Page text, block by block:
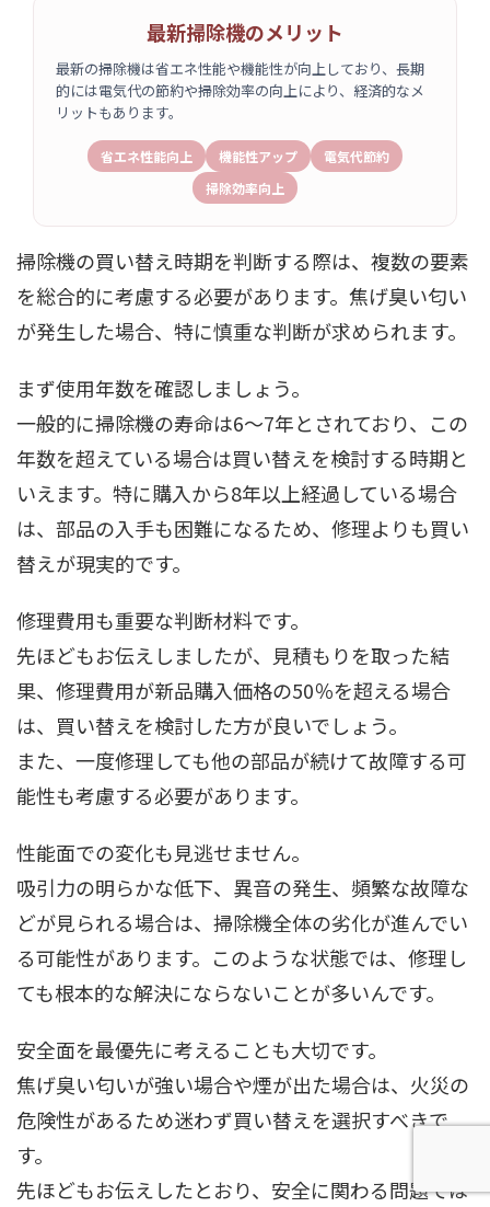
最新掃除機のメリット
最新の掃除機は省エネ性能や機能性が向上しており、長期
的には電気代の節約や掃除効率の向上により、経済的なメ
リットもあります。
省エネ性能向上 機能性アップ
電気代節約
掃除効率向上
掃除機の買い替え時期を判断する際は、複数の要素
を総合的に考慮する必要があります。焦げ臭い匂い
が発生した場合、特に慎重な判断が求められます。
まず使用年数を確認しましょう。
一般的に掃除機の寿命は6～7年とされており、この
年数を超えている場合は買い替えを検討する時期と
いえます。特に購入から8年以上経過している場合
は、部品の入手も困難になるため、修理よりも買い
替えが現実的です。
修理費用も重要な判断材料です。
先ほどもお伝えしましたが、見積もりを取った結
果、修理費用が新品購入価格の50％を超える場合
は、買い替えを検討した方が良いでしょう。
また、一度修理しても他の部品が続けて故障する可
能性も考慮する必要があります。
性能面での変化も見逃せません。
吸引力の明らかな低下、異音の発生、頻繁な故障な
どが見られる場合は、掃除機全体の劣化が進んでい
る可能性があります。このような状態では、修理し
ても根本的な解決にならないことが多いんです。
安全面を最優先に考えることも大切です。
焦げ臭い匂いが強い場合や煙が出た場合は、火災の
危険性があるため迷わず買い替えを選択すべきで
す。
先ほどもお伝えしたとおり、安全に関わる問題では